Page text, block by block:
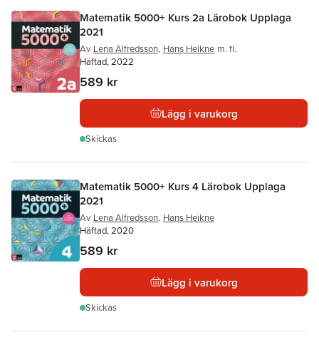
Matematik 5000+ Kurs 2a Lärobok Upplaga
2021
Av Lena Alfredsson, Hans Heikne m. fl.
Häftad, 2022
589 kr
Lägg i varukorg
Skickas
Matematik 5000+ Kurs 4 Lärobok Upplaga
2021
Av Lena Alfredsson, Hans Heikne
Häftad, 2020
589 kr
Lägg i varukorg
Skickas